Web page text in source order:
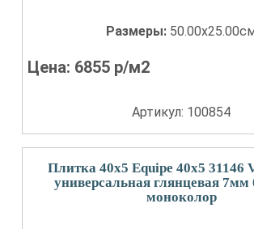
Размеры:
Цена: 6855 р/м2
Артикул: 100854
Плитка 40x5 Equipe 40x5 31146
универсальная глянцевая
моноколор